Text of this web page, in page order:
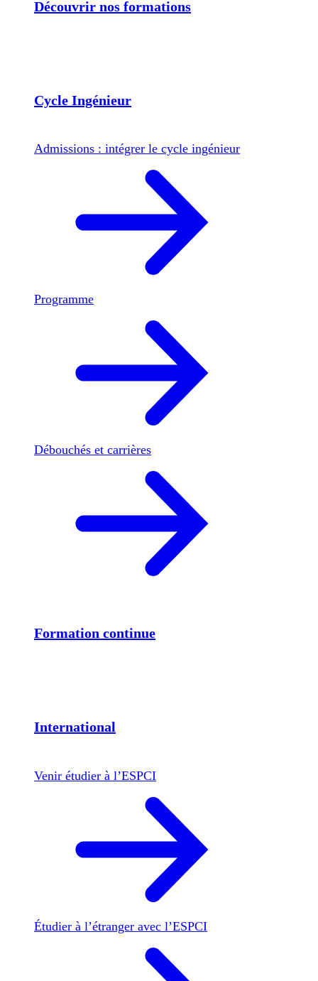
Découvrir nos formations
Cycle Ingénieur
Admissions : intégrer le cycle ingénieur
Programme
Débouchés et carrières
Formation continue
International
Venir étudier à l’ESPCI
Étudier à l’étranger avec l’ESPCI